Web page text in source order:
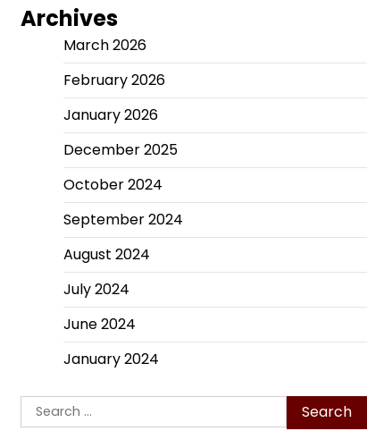
Archives
March 2026
February 2026
January 2026
December 2025
October 2024
September 2024
August 2024
July 2024
June 2024
January 2024
Search
for: